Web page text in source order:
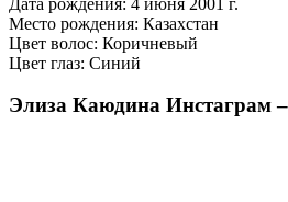
Место рождения: Казахстан
Цвет волос: Коричневый
Цвет глаз: Синий
Элиза Каюдина Инстаграм